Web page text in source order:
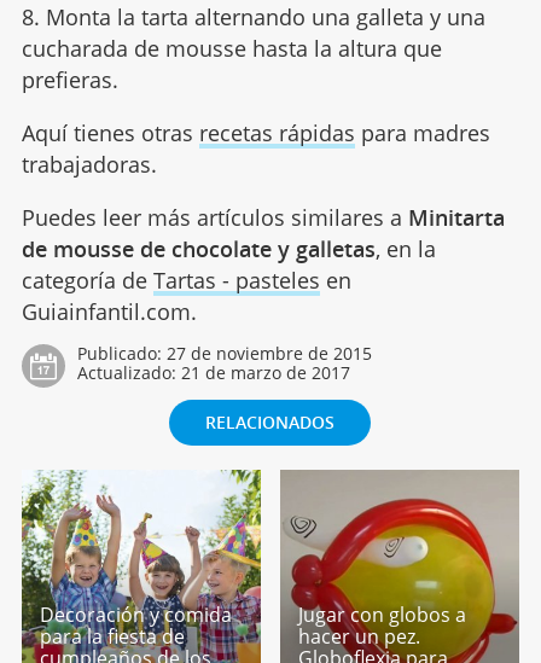
8. Monta la tarta alternando una galleta y una
cucharada de mousse hasta la altura que
prefieras.
Aquí tienes otras recetas rápidas para madres
trabajadoras.
Puedes leer más artículos similares a Minitarta
de mousse de chocolate y galletas, en la
categoría de Tartas - pasteles en
Guiainfantil.com.
Publicado: 27 de noviembre de 2015
Actualizado: 21 de marzo de 2017
RELACIONADOS
Decoración y comida
para la fiesta de
Jugar con globos a
hacer un pez.